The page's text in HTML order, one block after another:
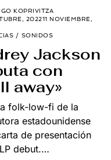
KOPRIVITZA
202211 NOVIEMBRE,
/ SONIDOS
Jackson
con
away»
folk-low-fi de la
estadounidense
de presentación
debut.…